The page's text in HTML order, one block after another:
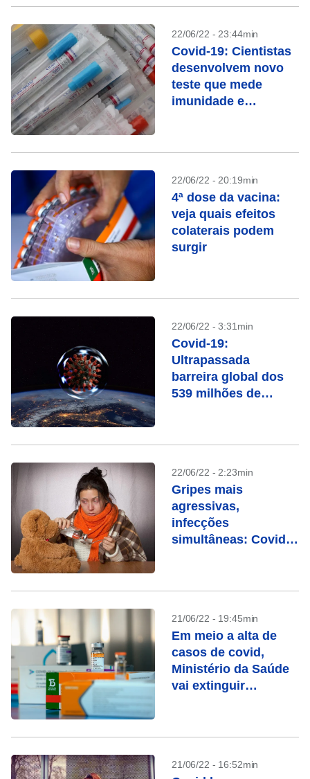
22/06/22 - 23:44min
Covid-19: Cientistas
desenvolvem novo
teste que mede
imunidade e
22/06/22 - 20:19min
4ª dose da vacina:
veja quais efeitos
colaterais podem
surgir
22/06/22 - 3:31min
Covid-19:
Ultrapassada
barreira global dos
539 milhões de
22/06/22 - 2:23min
Gripes mais
agressivas,
infecções
simultâneas: Covid
vírus
21/06/22 - 19:45min
Em meio a alta de
casos de covid,
Ministério da Saúde
vai extinguir
21/06/22 - 16:52min